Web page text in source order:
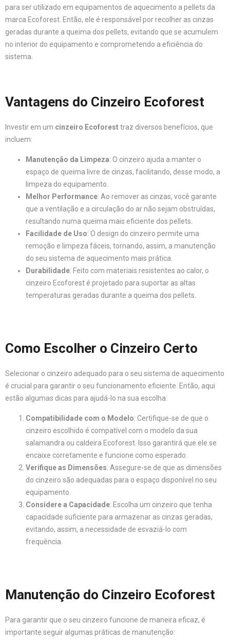
para ser utilizado em equipamentos de aquecimento a pellets da
marca Ecoforest. Então, ele é responsável por recolher as cinzas
geradas durante a queima dos pellets, evitando que se acumulem
no interior do equipamento e comprometendo a eficiência do
sistema.
Vantagens do Cinzeiro Ecoforest
Investir em um cinzeiro Ecoforesttraz diversos benefícios, que
incluem:
Manutenção da Limpeza: O cinzeiro ajuda a manter o
espaço de queima livre de cinzas, facilitando, desse modo, a
limpeza do equipamento.
Melhor Performance: Ao remover as cinzas, você garante
que a ventilação e a circulação do ar não sejam obstruídas,
resultando numa queima mais eficiente dos pellets.
Facilidade de Uso: O design do cinzeiro permite uma
remoção e limpeza fáceis, tornando, assim, a manutenção
do seu sistema de aquecimento mais prática.
Durabilidade: Feito com materiais resistentes ao calor, o
cinzeiro Ecoforest é projetado para suportar as altas
temperaturas geradas durante a queima dos pellets.
Como Escolher o Cinzeiro Certo
Selecionar o cinzeiro adequado para o seu sistema de aquecimento
é crucial para garantir o seu funcionamento eficiente. Então, aqui
estão algumas dicas para ajudá-lo na sua escolha:
Compatibilidade com o Modelo: Certifique-se de que o
cinzeiro escolhido é compatível com o modelo da sua
salamandra ou caldeira Ecoforest. Isso garantirá que ele se
encaixe corretamente e funcione como esperado.
Verifique as Dimensões: Assegure-se de que as dimensões
do cinzeiro são adequadas para o espaço disponível no seu
equipamento.
Considere a Capacidade: Escolha um cinzeiro que tenha
capacidade suficiente para armazenar as cinzas geradas,
evitando, assim, a necessidade de esvaziá-lo com
frequência.
Manutenção do Cinzeiro Ecoforest
Para garantir que o seu cinzeiro funcione de maneira eficaz, é
importante seguir algumas práticas de manutenção: